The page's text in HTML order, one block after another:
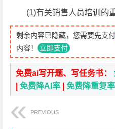
(1)有关销售人员培训的
剩余内容已隐藏，您需要先支付
内容！ 立即支付
免费ai写开题、写任务书：
|免费降AI率 |免费降重复率
PREVIOUS